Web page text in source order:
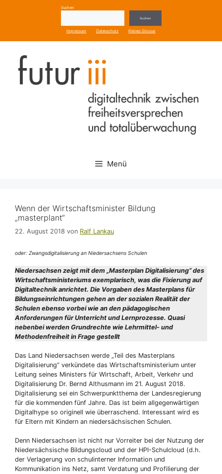
Suchen
Suchen
Impressum Datenschutz Kleines Glossar
Menü
Wenn der Wirtschaftsminister Bildung
„masterplant“
22. August 2018 von Ralf Lankau
oder: Zwangsdigitalisierung an Niedersachsens Schulen
Niedersachsen zeigt mit dem „Masterplan Digitalisierung“ des
Wirtschaftsministeriums exemplarisch, was die Fixierung auf
Digitaltechnik anrichtet. Die Vorgaben des Masterplans für
Bildungseinrichtungen gehen an der sozialen Realität der
Schulen ebenso vorbei wie an den pädagogischen
Anforderungen für Unterricht und Lernprozesse. Quasi
nebenbei werden Grundrechte wie Lehrmittel- und
Methodenfreiheit in Frage gestellt
Das Land Niedersachsen werde „Teil des Masterplans
Digitalisierung“ verkündete das Wirtschaftsministerium unter
Leitung seines Ministers für Wirtschaft, Arbeit, Verkehr und
Digitalisierung Dr. Bernd Althusmann im 21. August 2018.
Digitalisierung sei ein Schwerpunktthema der Landesregierung
für die kommenden fünf Jahre. Das ist beim allgegenwärtigen
Digitalhype so originell wie überraschend. Interessant wird es
für Eltern mit Kindern an niedersächsischen Schulen.
Denn Niedersachsen ist nicht nur Vorreiter bei der Nutzung der
Niedersächsische Bildungscloud und der HPI-Schulcloud (d.h.
der Verlagerung von schulinterner Information und
Kommunikation ins Netz, samt Verdatung und Profilierung der